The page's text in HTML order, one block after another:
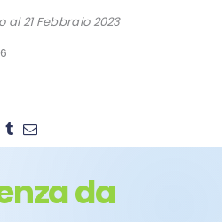
21 Febbraio 2023
da